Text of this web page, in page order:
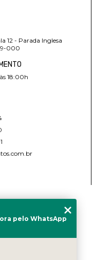
12 - Parada Inglesa
000
18:00h
pelo WhatsApp